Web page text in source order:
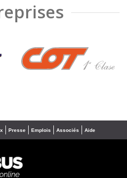
❯
Presse Emplois Associés Aide